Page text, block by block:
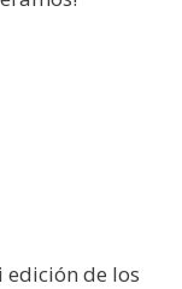
edición de los